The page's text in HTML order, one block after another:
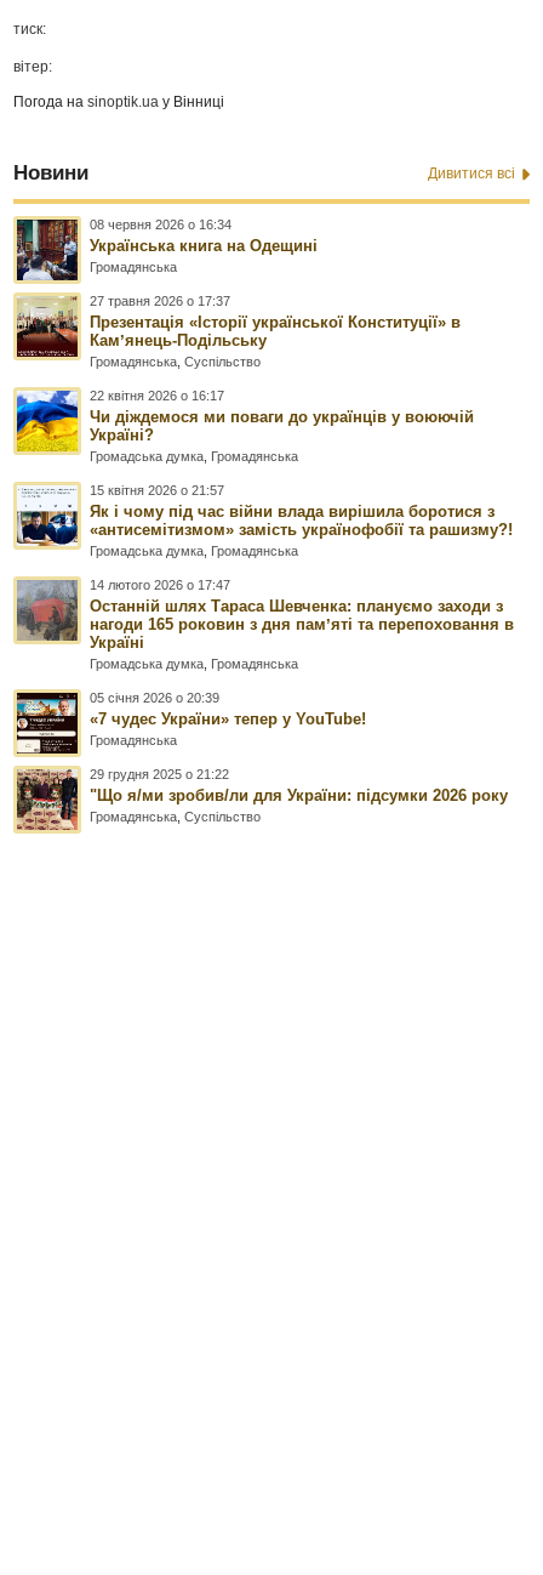
тиск:
вітер:
Погода наsinoptik.ua у Вінниці
Новини Дивитися всі
08 червня 2026 о 16:34
Українська книга на Одещині
Громадянська
27 травня 2026 о 17:37
Презентація «Історії української Конституції» в
Камʼянець-Подільську
Громадянська ,Суспільство
22 квітня 2026 о 16:17
Чи діждемося ми поваги до українців у воюючій
Україні?
Громадська думка Громадянська
15 квітня 2026 о 21:57
Як і чому під час війни влада вирішила боротися з
«антисемітизмом» замість українофобії та рашизму?!
Громадська думка Громадянська
14 лютого 2026 о 17:47
Останній шлях Тараса Шевченка: плануємо заходи з
нагоди 165 роковин з дня памʼяті та перепоховання в
Україні
Громадська думка Громадянська
05 січня 2026 о 20:39
«7 чудес України» тепер у YouTube!
Громадянська
29 грудня 2025 о 21:22
"Що я/ми зробив/ли для України: підсумки 2026 року
Громадянська ,Суспільство